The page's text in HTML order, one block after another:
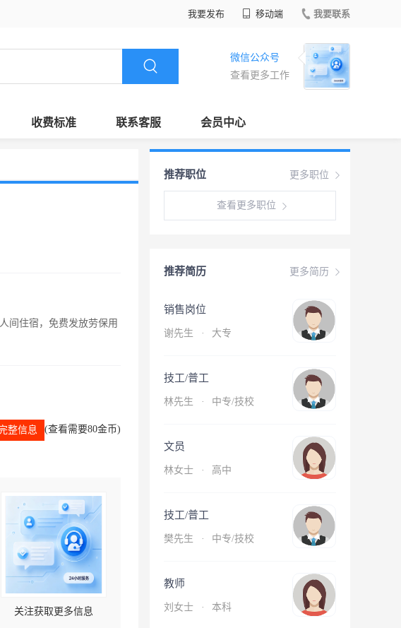
我要发布 移动端 我要联系
微信公众号
查看更多工作
收费标准 联系客服 会员中心
间住宿，免费发放劳保用
整信息 (查看需要80金币)
关注获取更多信息
更多职位
推荐职位
查看更多职位
更多简历
推荐简历
销售岗位
谢先生 · 大专
技工/普工
林先生 · 中专/技校
文员
林女士 · 高中
技工/普工
樊先生 · 中专/技校
教师
刘女士 · 本科